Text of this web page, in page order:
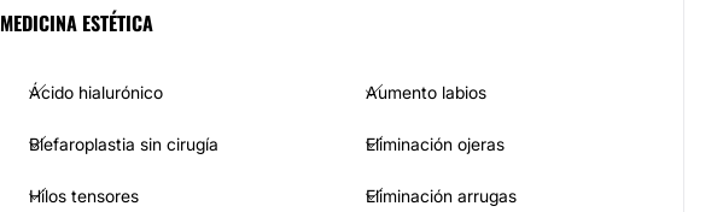
MEDICINA ESTÉTICA
Ácido hialurónico Aumento labios
Blefaroplastia sin cirugía Eliminación ojeras
Hilos tensores Eliminación arrugas